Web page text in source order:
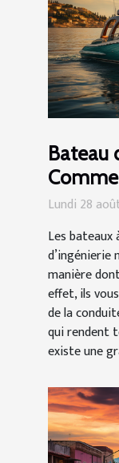
Bateau
moteur
Lundi 28
Les
manière
effet, ils
de la
qui rendent
existe une